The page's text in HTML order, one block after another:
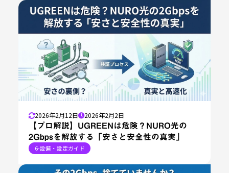
2026年2月12日 2026年2月2日
【プロ解説】UGREENは危険？NURO光の
2Gbpsを解放する「安さと安全性の真実」
6-設備・設定ガイド